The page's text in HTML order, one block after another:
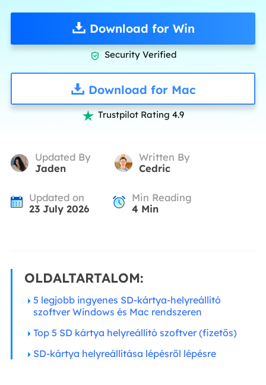
Download for Win
 Security Verified
Download for Mac
 Trustpilot Rating 4.9
Updated By
Jaden
Written By
Cedric
Updated on
23 July 2026
Min Reading
4 Min
OLDALTARTALOM:
5 legjobb ingyenes SD-kártya-helyreállító
szoftver Windows és Mac rendszeren
Top 5 SD kártya helyreállító szoftver (fizetős)
SD-kártya helyreállítása lépésről lépésre